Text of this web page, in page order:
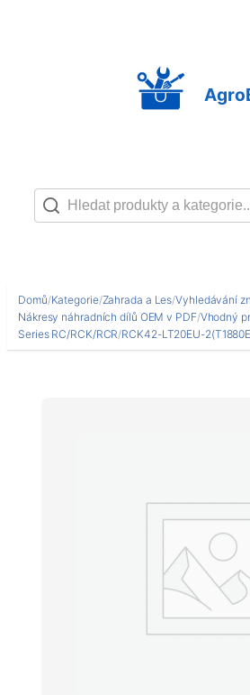
Domů/Kategorie/Zahrada a Les/Vyhledávání
Nákresy náhradních dílů OEM v PDF/Vhodný
Series RC/RCK/RCR/RCK42-LT20EU-